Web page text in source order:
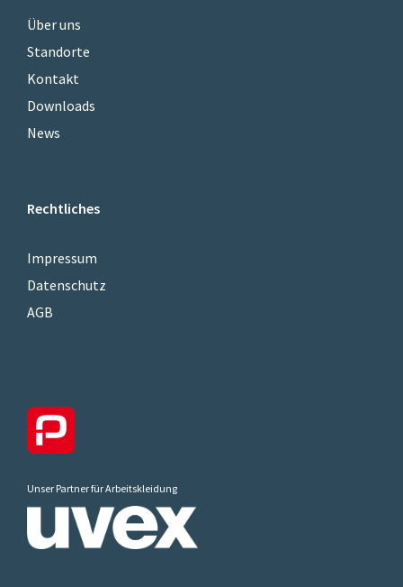
Über uns
Standorte
Kontakt
Downloads
News
Rechtliches
Impressum
Datenschutz
AGB
Unser Partner für Arbeitskleidung